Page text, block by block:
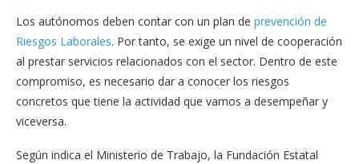
Los autónomos deben contar con un plan de prevención de
Riesgos Laborales. Por tanto, se exige un nivel de cooperación
al prestar servicios relacionados con el sector. Dentro de este
compromiso, es necesario dar a conocer los riesgos
concretos que tiene la actividad que vamos a desempeñar y
viceversa.
Según indica el Ministerio de Trabajo, la Fundación Estatal